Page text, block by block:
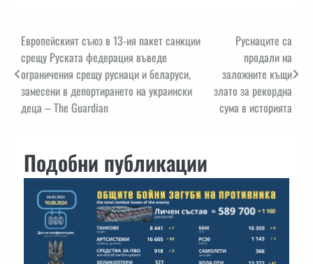
Навигация
Европейският съюз в 13-ия пакет санкции
срещу Руската федерация въведе
ограничения срещу руснаци и беларуси,
замесени в депортирането на украински
деца – The Guardian
Руснаците са
продали на
заложните къщи
злато за рекордна
сума в историята
Подобни публикации